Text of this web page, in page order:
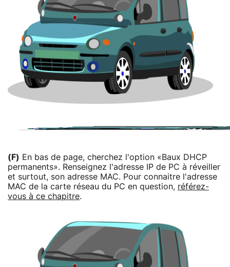
(F) En bas de page, cherchez l'option «Baux DHCP
permanents». Renseignez l'adresse IP de PC à réveiller
et surtout, son adresse MAC. Pour connaitre l'adresse
MAC de la carte réseau du PC en question, référez-
vous à ce chapitre.